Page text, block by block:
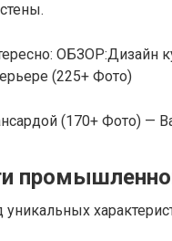
ОБЗОР:Дизайн
(225+ Фото)
(170+ Фото) —